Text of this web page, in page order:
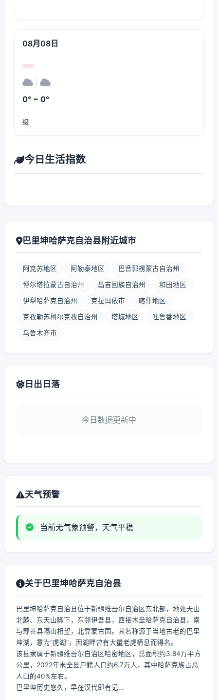
08月08日
0° ~ 0°
级
今日生活指数
巴里坤哈萨克自治县附近城市
阿克苏地区 阿勒泰地区 巴音郭楞蒙古自治州
博尔塔拉蒙古自治州 昌吉回族自治州 和田地区
伊犁哈萨克自治州 克拉玛依市 喀什地区
克孜勒苏柯尔克孜自治州 塔城地区 吐鲁番地区
乌鲁木齐市
日出日落
今日数据更新中
天气预警
当前无气象预警，天气平稳
关于巴里坤哈萨克自治县
巴里坤哈萨克自治县位于新疆维吾尔自治区东北部，地处天山
北麓、东天山脚下，东邻伊吾县，西接木垒哈萨克自治县，南
与鄯善县隔山相望，北靠蒙古国。其名称源于当地古老的巴里
坤湖，意为“虎湖”，因湖畔曾有大量老虎栖息而得名。
该县隶属于新疆维吾尔自治区哈密地区，总面积约3.84万平方
公里，2022年末全县户籍人口约6.7万人，其中哈萨克族占总
人口的40%左右。
巴里坤历史悠久，早在汉代即有记...